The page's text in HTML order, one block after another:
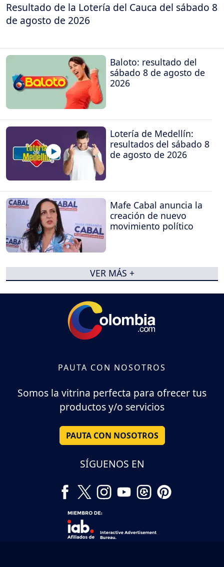
Resultado de la Lotería del Cauca del sábado 8
de agosto de 2026
Baloto: resultado del
sábado 8 de agosto de
2026
Lotería de Medellín:
resultados del sábado 8
de agosto de 2026
Mafe Cabal anuncia la
creación de nuevo
movimiento político
VER MÁS +
PAUTA CON NOSOTROS
Somos la vitrina perfecta para ofrecer tus
productos y/o servicios
PAUTA CON NOSOTROS
SÍGUENOS EN